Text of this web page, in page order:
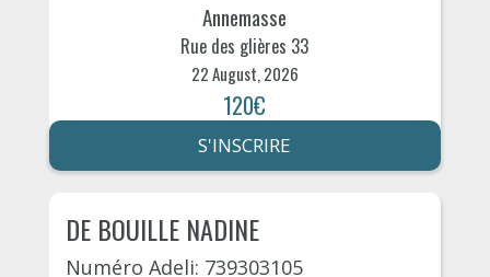
Annemasse
Rue des glières 33
22 August, 2026
120€
S'INSCRIRE
DE BOUILLE NADINE
Numéro Adeli: 739303105